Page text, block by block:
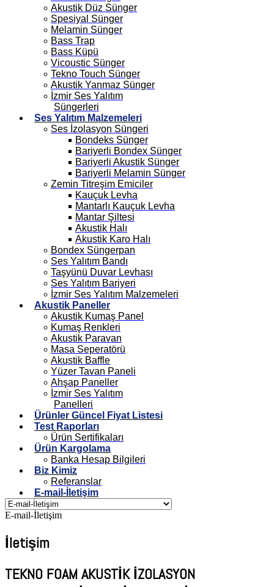
Akustik Düz Sünger
Spesiyal Sünger
Melamin Sünger
Bass Trap
Bass Küpü
Vicoustic Sünger
Tekno Touch Sünger
Akustik Yanmaz Sünger
İzmir Ses Yalıtım
Süngerleri
Ses Yalıtım Malzemeleri
Ses İzolasyon Süngeri
Bondeks Sünger
Bariyerli Bondex Sünger
Bariyerli Akustik Sünger
Bariyerli Melamin Sünger
Zemin Titreşim Emiciler
Kauçuk Levha
Mantarlı Kauçuk Levha
Mantar Şiltesi
Akustik Halı
Akustik Karo Halı
Bondex Süngerpan
Ses Yalıtım Bandı
Taşyünü Duvar Levhası
Ses Yalıtım Bariyeri
İzmir Ses Yalıtım Malzemeleri
Akustik Paneller
Akustik Kumaş Panel
Kumaş Renkleri
Akustik Paravan
Masa Seperatörü
Akustik Baffle
Yüzer Tavan Paneli
Ahşap Paneller
İzmir Ses Yalıtım
Panelleri
Ürünler Güncel Fiyat Listesi
Test Raporları
Ürün Sertifikaları
Ürün Kargolama
Banka Hesap Bilgileri
Biz Kimiz
Referanslar
E-mail-İletişim
E-mail-İletişim
İletişim
TEKNO FOAM AKUSTİK İZOLASYON